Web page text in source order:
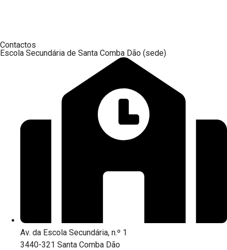
Contactos
Escola Secundária de Santa Comba Dão (sede)
Av. da Escola Secundária, n.º 1
3440-321 Santa Comba Dão